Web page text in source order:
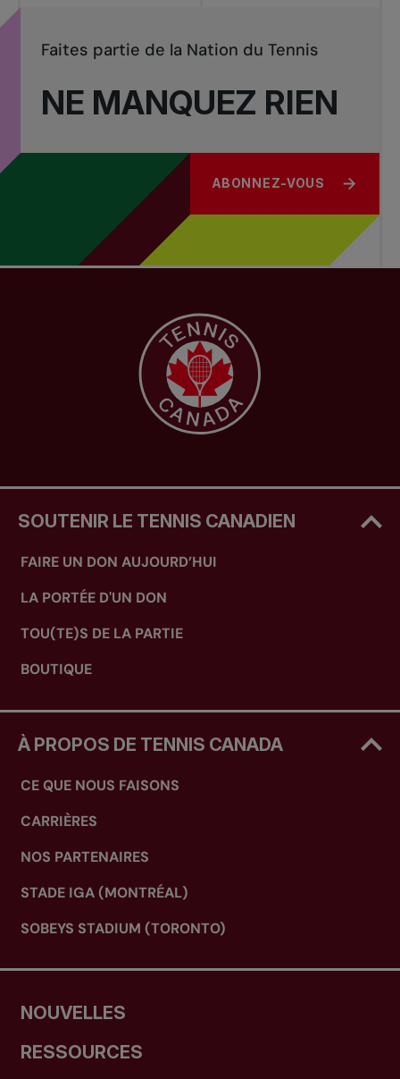
NE MANQUEZ RIEN
Faites partie de la Nation du Tennis
ABONNEZ-VOUS
SOUTENIR LE TENNIS CANADIEN
FAIRE UN DON AUJOURD’HUI
LA PORTÉE D'UN DON
TOU(TE)S DE LA PARTIE
BOUTIQUE
À PROPOS DE TENNIS CANADA
CE QUE NOUS FAISONS
CARRIÈRES
NOS PARTENAIRES
STADE IGA (MONTRÉAL)
SOBEYS STADIUM (TORONTO)
NOUVELLES
RESSOURCES